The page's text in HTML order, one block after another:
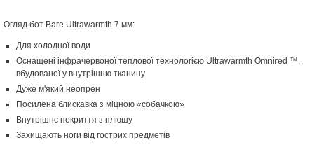
Огляд бот Bare Ultrawarmth 7 мм:
Для холодної води
Оснащені інфрачервоної теплової технологією Ultrawarmth Omnired ™,
вбудованої у внутрішню тканину
Дуже м'який неопрен
Посилена блискавка з міцною «собачкою»
Внутрішнє покриття з плюшу
Захищають ноги від гострих предметів